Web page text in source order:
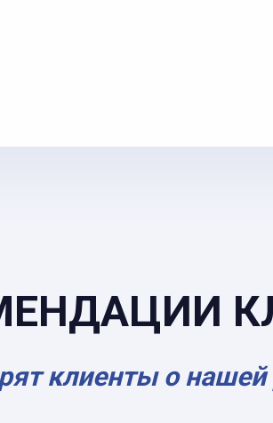
клиенты о нашей